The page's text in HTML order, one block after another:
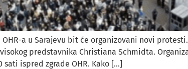
a u Sarajevu bit će organizovani novi
predstavnika Christiana Schmidta.
ispred zgrade OHR. Kako […]